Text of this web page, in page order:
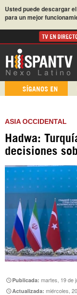
Usted puede descargar
para un mejor
TV EN
SÍGANOS EN
ASIA OCCIDENTAL
Hadwa:
decisiones
Publicada:martes, 19 de
Actualizada:miércoles,